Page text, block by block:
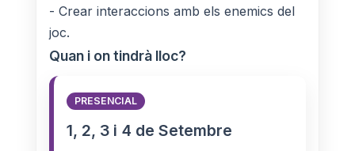
- Crear interaccions amb els enemics del
joc.
Quan i on tindrà lloc?
PRESENCIAL
1, 2, 3 i 4 de Setembre